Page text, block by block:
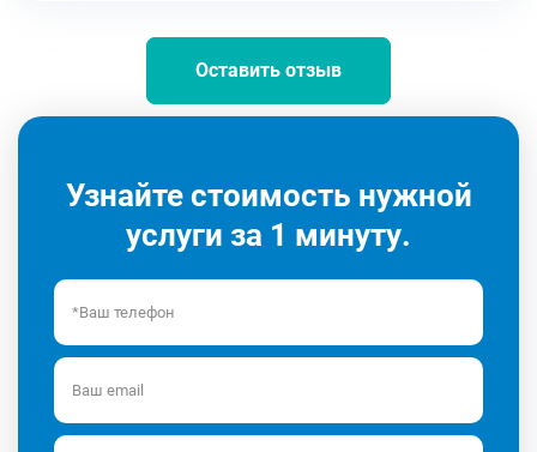
Оставить отзыв
Узнайте стоимость нужной
услуги за 1 минуту.